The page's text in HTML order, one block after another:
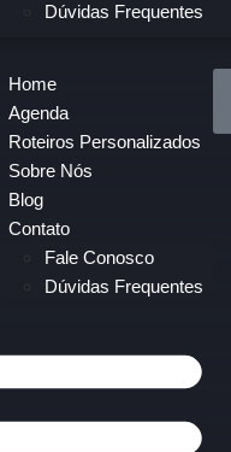
Dúvidas Frequentes
Home
Agenda
Roteiros Personalizados
Sobre Nós
Blog
Contato
Fale Conosco
Dúvidas Frequentes